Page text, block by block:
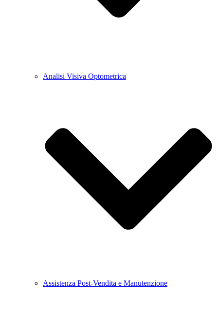
Analisi Visiva Optometrica
Assistenza Post-Vendita e Manutenzione